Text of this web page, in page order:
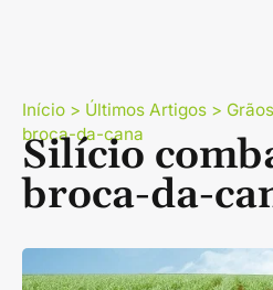
Início > Últimos Artigos > Grãos
broca-da-cana
Silício
broca-da-